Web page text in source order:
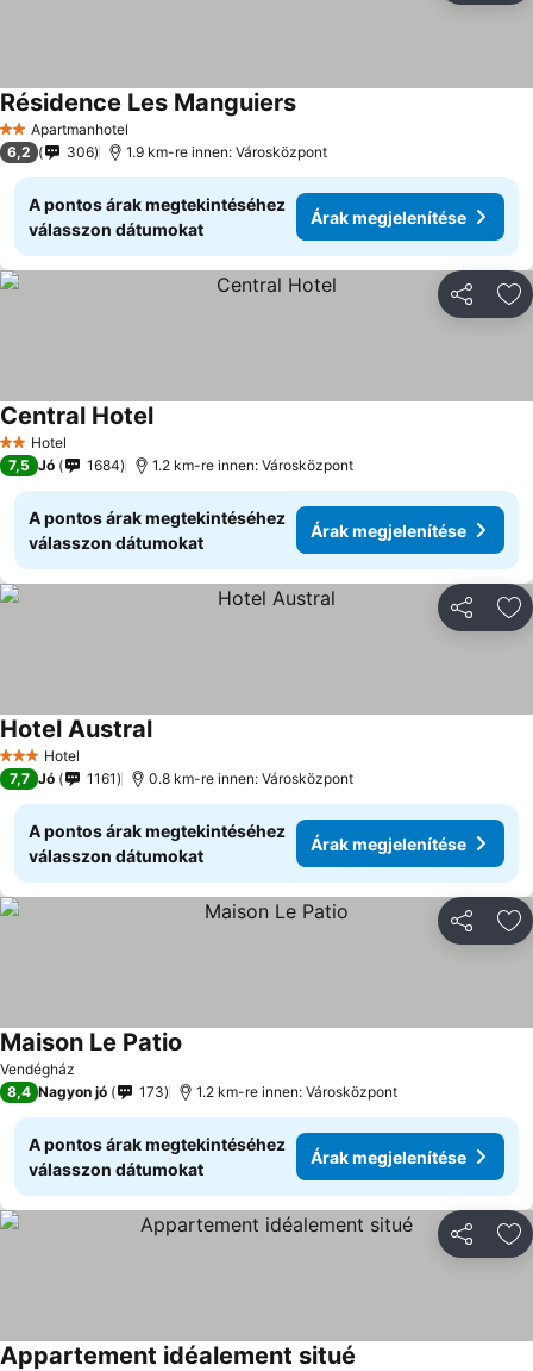
2 Kategória
Apartmanhotel
Résidence Les ManguiersÁrak megjelenítése
6,2 306 1.9 km-re innen: Városközpont
A pontos árak megtekintéséhez
válasszon dátumokat
Árak megjelenítése
2 Kategória
Hotel
Central HotelÁrak megjelenítése
7,5 Jó 1684 1.2 km-re innen: Városközpont
A pontos árak megtekintéséhez
válasszon dátumokat
Árak megjelenítése
3 Kategória
Hotel
Hotel AustralÁrak megjelenítése
7,7 Jó 1161 0.8 km-re innen: Városközpont
A pontos árak megtekintéséhez
válasszon dátumokat
Árak megjelenítése
Vendégház
Maison Le Patio
8,4 Nagyon jó 173 1.2 km-re innen: Városközpont
A pontos árak megtekintéséhez
válasszon dátumokat
Árak megjelenítése
Appartement idéalement situé